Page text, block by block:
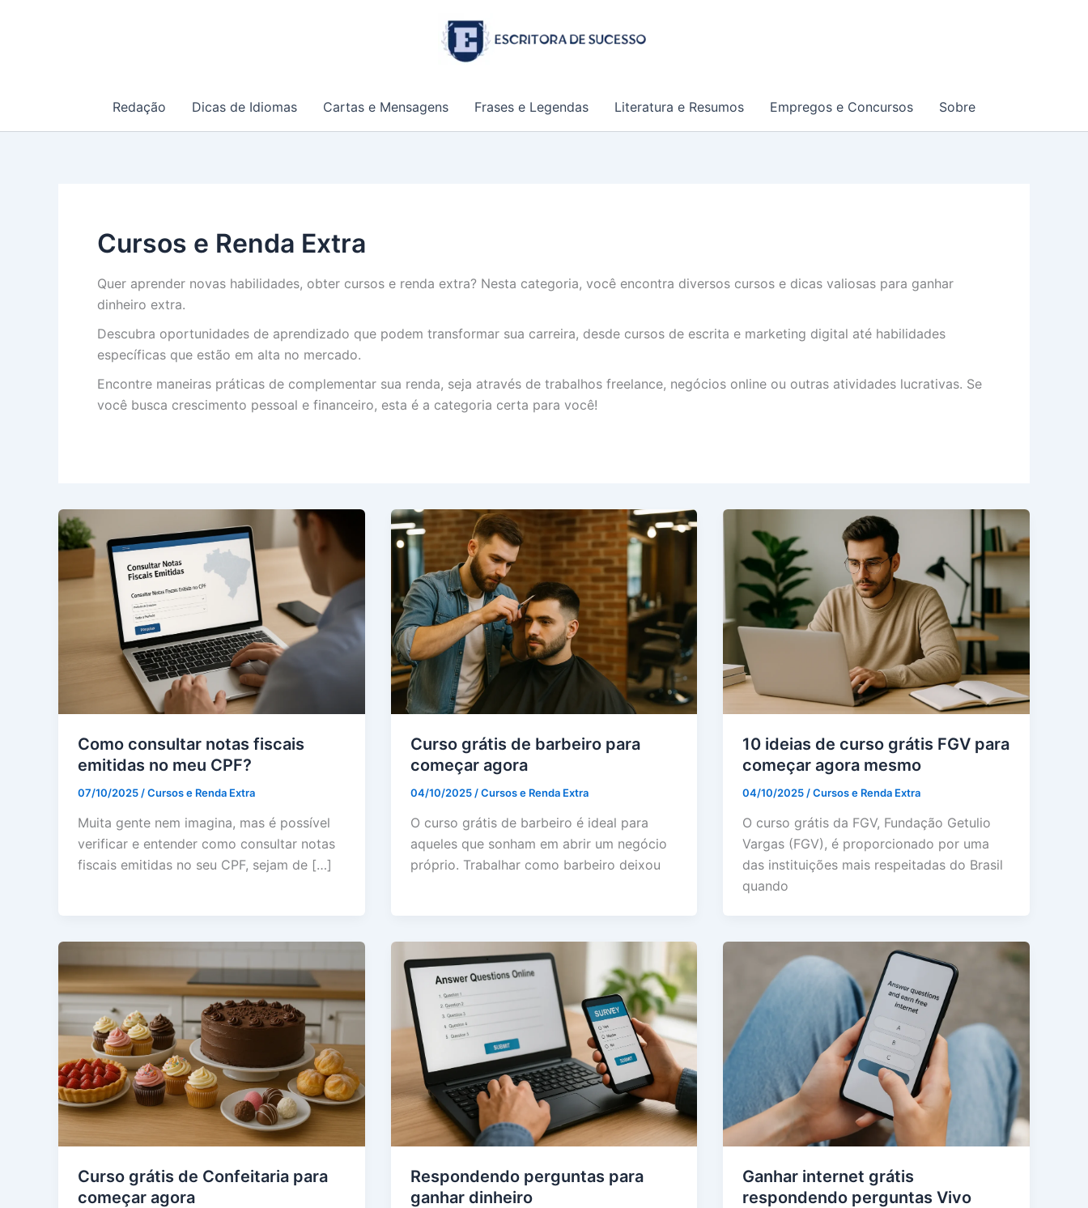
Redação Dicas de Idiomas Cartas e Mensagens Frases e Legendas Literatura e Resumos Empregos e Concursos Sobre
Cursos e Renda Extra
Quer aprender novas habilidades, obter cursos e renda extra? Nesta categoria, você encontra diversos cursos e dicas valiosas para ganhar
dinheiro extra.
Descubra oportunidades de aprendizado que podem transformar sua carreira, desde cursos de escrita e marketing digital até habilidades
específicas que estão em alta no mercado.
Encontre maneiras práticas de complementar sua renda, seja através de trabalhos freelance, negócios online ou outras atividades lucrativas. Se
você busca crescimento pessoal e financeiro, esta é a categoria certa para você!
Como consultar notas fiscais
emitidas no meu CPF?
07/10/2025 /Cursos e Renda Extra
Muita gente nem imagina, mas é possível
verificar e entender como consultar notas
fiscais emitidas no seu CPF, sejam de […]
Curso grátis de barbeiro para
começar agora
04/10/2025 /Cursos e Renda Extra
O curso grátis de barbeiro é ideal para
aqueles que sonham em abrir um negócio
próprio. Trabalhar como barbeiro deixou
10 ideias de curso grátis FGV para
começar agora mesmo
04/10/2025 /Cursos e Renda Extra
O curso grátis da FGV, Fundação Getulio
Vargas (FGV), é proporcionado por uma
das instituições mais respeitadas do Brasil
quando
Curso grátis de Confeitaria para
começar agora
Respondendo perguntas para
ganhar dinheiro
Ganhar internet grátis
respondendo perguntas Vivo